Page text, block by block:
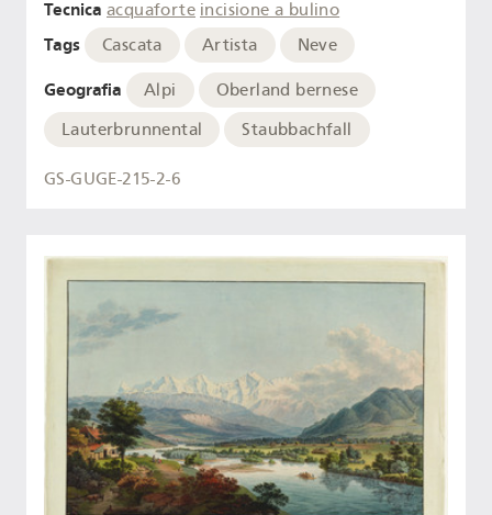
Tecnica acquaforte incisione a bulino
Tags Cascata Artista Neve
Geografia Alpi
Oberland bernese
Lauterbrunnental
Staubbachfall
GS-GUGE-215-2-6